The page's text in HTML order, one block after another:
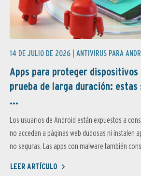
14 DE JULIO DE 2026 | ANTIVIRUS PARA
Apps para proteger dispositivos
prueba de larga duración: estas
...
Los usuarios de Android están expuestos a
no accedan a páginas web dudosas ni instalen
no seguras. Las apps con malware también
LEER ARTÍCULO